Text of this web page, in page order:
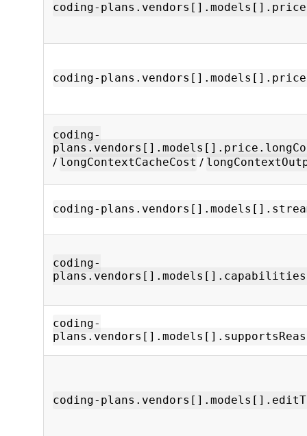
coding-
coding-
coding-
/ longContextCacheCost /
coding-
coding-
coding-
coding-